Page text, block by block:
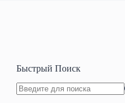
Быстрый Поиск